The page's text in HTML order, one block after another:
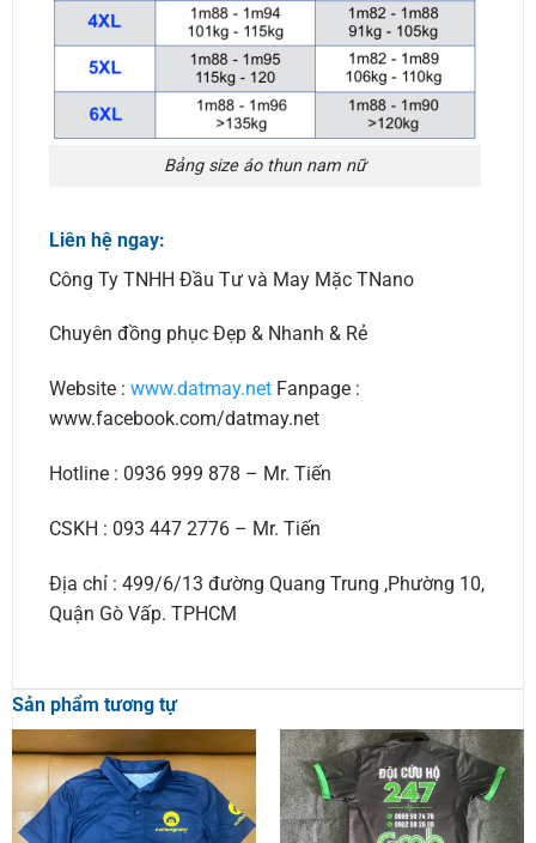
Bảng size áo thun nam nữ
Liên hệ ngay:
Công Ty TNHH Đầu Tư và May Mặc TNano
Chuyên đồng phục Đẹp & Nhanh & Rẻ
Website : www.datmay.netFanpage :
www.facebook.com/datmay.net
Hotline : 0936 999 878 – Mr. Tiến
CSKH : 093 447 2776 – Mr. Tiến
Địa chỉ : 499/6/13 đường Quang Trung ,Phường 10,
Quận Gò Vấp. TPHCM
Sản phẩm tương tự